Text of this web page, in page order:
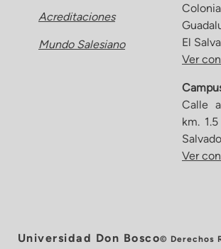
Acreditaciones
Mundo Salesiano
El
Ver
Calle
km.
Ver
Universidad Don Bosco© Derechos